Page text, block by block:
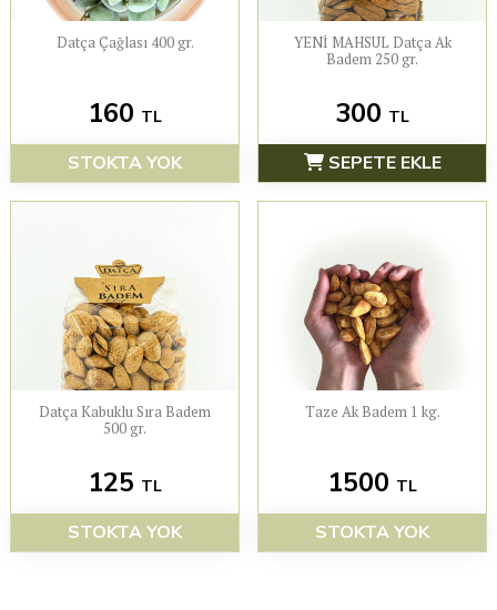
Datça Çağlası 400 gr.
160 TL
STOKTA YOK
YENİ MAHSUL Datça Ak
Badem 250 gr.
300 TL
SEPETE EKLE
Datça Kabuklu Sıra Badem
500 gr.
125 TL
STOKTA YOK
Taze Ak Badem 1 kg.
1500 TL
STOKTA YOK